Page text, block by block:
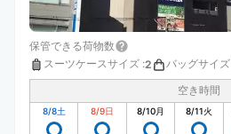
保管できる荷物数
スーツケースサイズ :2 バッグサイズ
空き時間
8/8土 8/9日 8/10月 8/11火